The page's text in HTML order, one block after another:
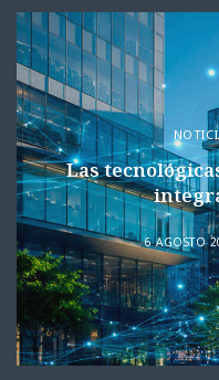
Las
6 AGOSTO